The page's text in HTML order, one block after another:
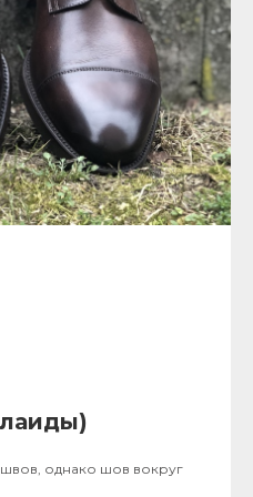
однако шов вокруг